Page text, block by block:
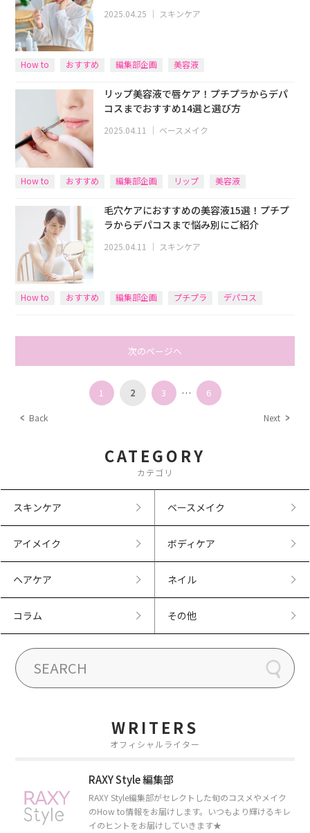
2025.04.25 ｜ スキンケア
How to おすすめ 編集部企画 美容液
リップ美容液で唇ケア！プチプラからデパ
コスまでおすすめ14選と選び方
2025.04.11 ｜ ベースメイク
How to おすすめ 編集部企画 リップ 美容液
毛穴ケアにおすすめの美容液15選！プチプ
ラからデパコスまで悩み別にご紹介
2025.04.11 ｜ スキンケア
How to おすすめ 編集部企画 プチプラ
デパコス
次のページへ
Back
1 2 3 … 6
Next
CATEGORY
カテゴリ
スキンケア ベースメイク
アイメイク ボディケア
ヘアケア ネイル
コラム その他
WRITERS
オフィシャルライター
RAXY Style 編集部
RAXY Style編集部がセレクトした旬のコスメやメイク
のHow to情報をお届けします。いつもより輝けるキレ
イのヒントをお届けしていきます★